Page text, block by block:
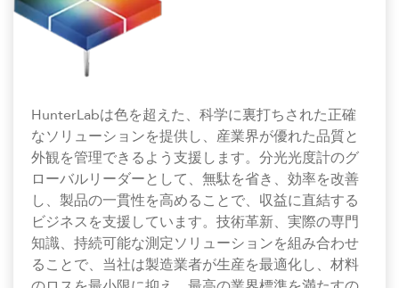
HunterLabは色を超えた、科学に裏打ちされた正確
なソリューションを提供し、産業界が優れた品質と
外観を管理できるよう支援します。分光光度計のグ
ローバルリーダーとして、無駄を省き、効率を改善
し、製品の一貫性を高めることで、収益に直結する
ビジネスを支援しています。技術革新、実際の専門
知識、持続可能な測定ソリューションを組み合わせ
ることで、当社は製造業者が生産を最適化し、材料